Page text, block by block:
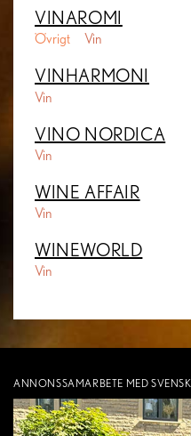
VINAROMI
Övrigt Vin
VINHARMONI
Vin
VINO NORDICA
Vin
WINE AFFAIR
Vin
WINEWORLD
Vin
ANNONSSAMARBETE MED